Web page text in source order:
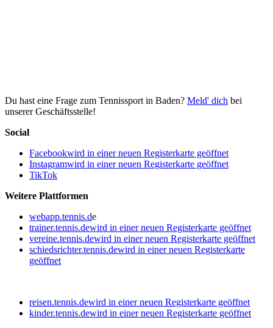
Du hast eine Frage zum Tennissport in Baden? Meld' dich bei
unserer Geschäftsstelle!
Social
Facebookwird in einer neuen Registerkarte geöffnet
Instagramwird in einer neuen Registerkarte geöffnet
TikTok
Weitere Plattformen
webapp.tennis.de
trainer.tennis.dewird in einer neuen Registerkarte geöffnet
vereine.tennis.dewird in einer neuen Registerkarte geöffnet
schiedsrichter.tennis.dewird in einer neuen Registerkarte
geöffnet
reisen.tennis.dewird in einer neuen Registerkarte geöffnet
kinder.tennis.dewird in einer neuen Registerkarte geöffnet